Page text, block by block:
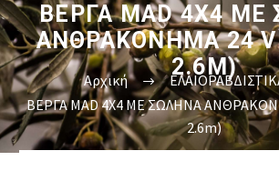
ΒΕΡΓΑ MAD 4X4 ΜΕ
ΑΝΘΡΑΚΟΝΗΜΑ 24 V
2.6M)
Αρχική
ΒΕΡΓΑ MAD 4X4 ΜΕ ΣΩΛΗΝΑ
2.6m)